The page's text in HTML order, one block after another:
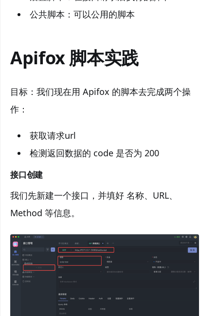
公共脚本：可以公用的脚本
Apifox 脚本实践
目标：我们现在用 Apifox 的脚本去完成两个操
作：
获取请求url
检测返回数据的 code 是否为 200
接口创建
我们先新建一个接口，并填好 名称、URL、
Method 等信息。